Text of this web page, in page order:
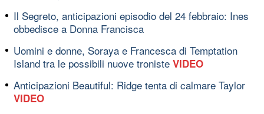
Il Segreto, anticipazioni episodio del 24 febbraio: Ines
obbedisce a Donna Francisca
Uomini e donne, Soraya e Francesca di Temptation
Island tra le possibili nuove troniste VIDEO
Anticipazioni Beautiful: Ridge tenta di calmare Taylor
VIDEO